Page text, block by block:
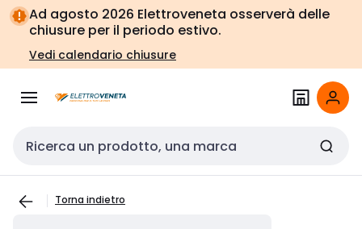
Vai alla
navigazione
Vai
alla
pagina
Ad agosto 2026 Elettroveneta osserverà delle
chiusure per il periodo estivo.
Vedi calendario chiusure
Cerca input
Torna indietro